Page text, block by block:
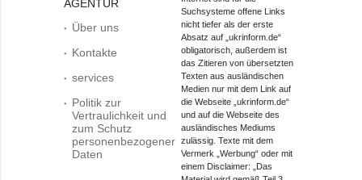
AGENTUR
Über uns
Kontakte
services
Politik zur
Vertraulichkeit und
zum Schutz
personenbezogener
Daten
Suchsysteme offene Links
nicht tiefer als der erste
Absatz auf „ukrinform.de“
obligatorisch, außerdem ist
das Zitieren von übersetzten
Texten aus ausländischen
Medien nur mit dem Link auf
die Webseite „ukrinform.de“
und auf die Webseite des
ausländisches Mediums
zulässig. Texte mit dem
Vermerk „Werbung“ oder mit
einem Disclaimer: „Das